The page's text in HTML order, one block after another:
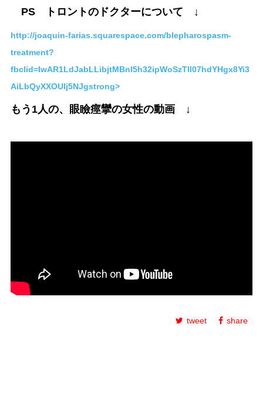
PS トロントのドクターについて ↓
http://joaquin-farias.squarespace.com/blepharospasm-
treatment?
fbclid=IwAR1LdJabLLibjtMBnl5h32ipWoSzTll07hdYHgx8Yi3
AiLbQyXXOUIj5NJgstrong>
もう1人の、眼瞼痙攣の女性の動画 ↓
tweet share